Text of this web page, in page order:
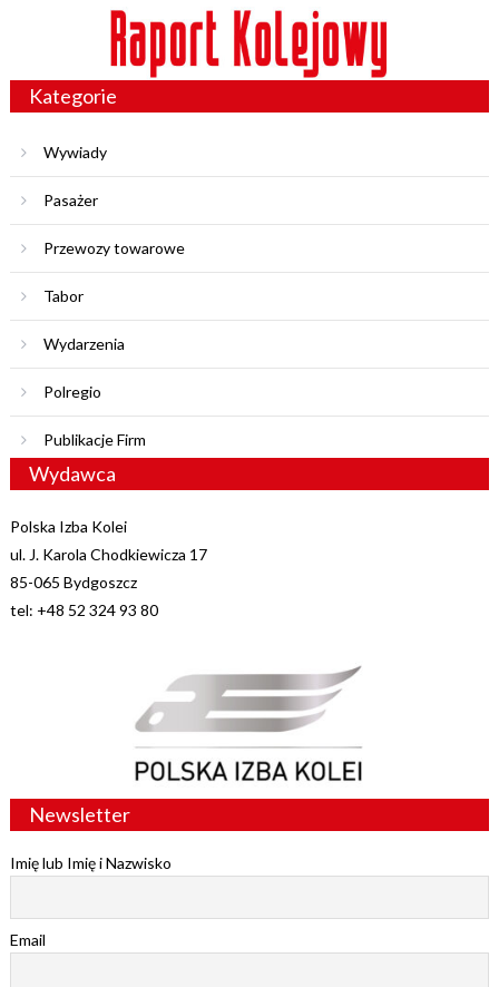
Kategorie
Wywiady
Pasażer
Przewozy towarowe
Tabor
Wydarzenia
Polregio
Publikacje Firm
Wydawca
Polska Izba Kolei
ul. J. Karola Chodkiewicza 17
85-065 Bydgoszcz
tel: +48 52 324 93 80
Newsletter
Imię lub Imię i Nazwisko
Email